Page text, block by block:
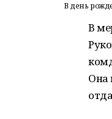
В день
В
Она